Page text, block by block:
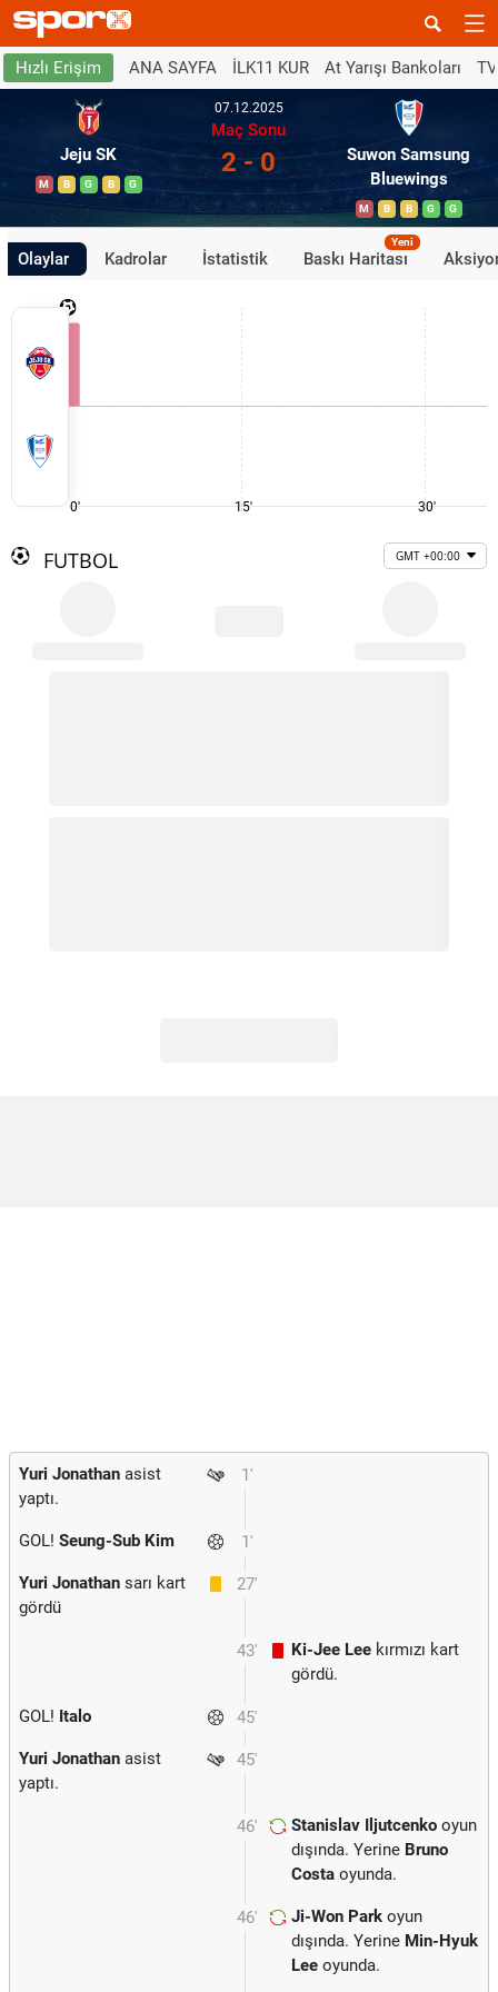
Hızlı Erişim ANA SAYFA İLK11 KUR At Yarışı Bankoları
Jeju SK
M B G B G
07.12.2025
Maç Sonu
2 - 0
Suwon Samsung
Bluewings
M B B G G
Olaylar Kadrolar İstatistik Baskı Haritası
Yeni
0' 15' 30'
FUTBOL GMT +00:00
1'
Yuri Jonathan asist
yaptı.
1'
GOL! Seung-Sub Kim
27'
Yuri Jonathan sarı kart
gördü
43' Ki-Jee Lee kırmızı kart
gördü.
45'
GOL! Italo
45'
Yuri Jonathan asist
yaptı.
46' Stanislav Iljutcenko oyun
dışında. Yerine Bruno
Costa oyunda.
46' Ji-Won Park oyun
dışında. Yerine Min-Hyuk
Lee oyunda.